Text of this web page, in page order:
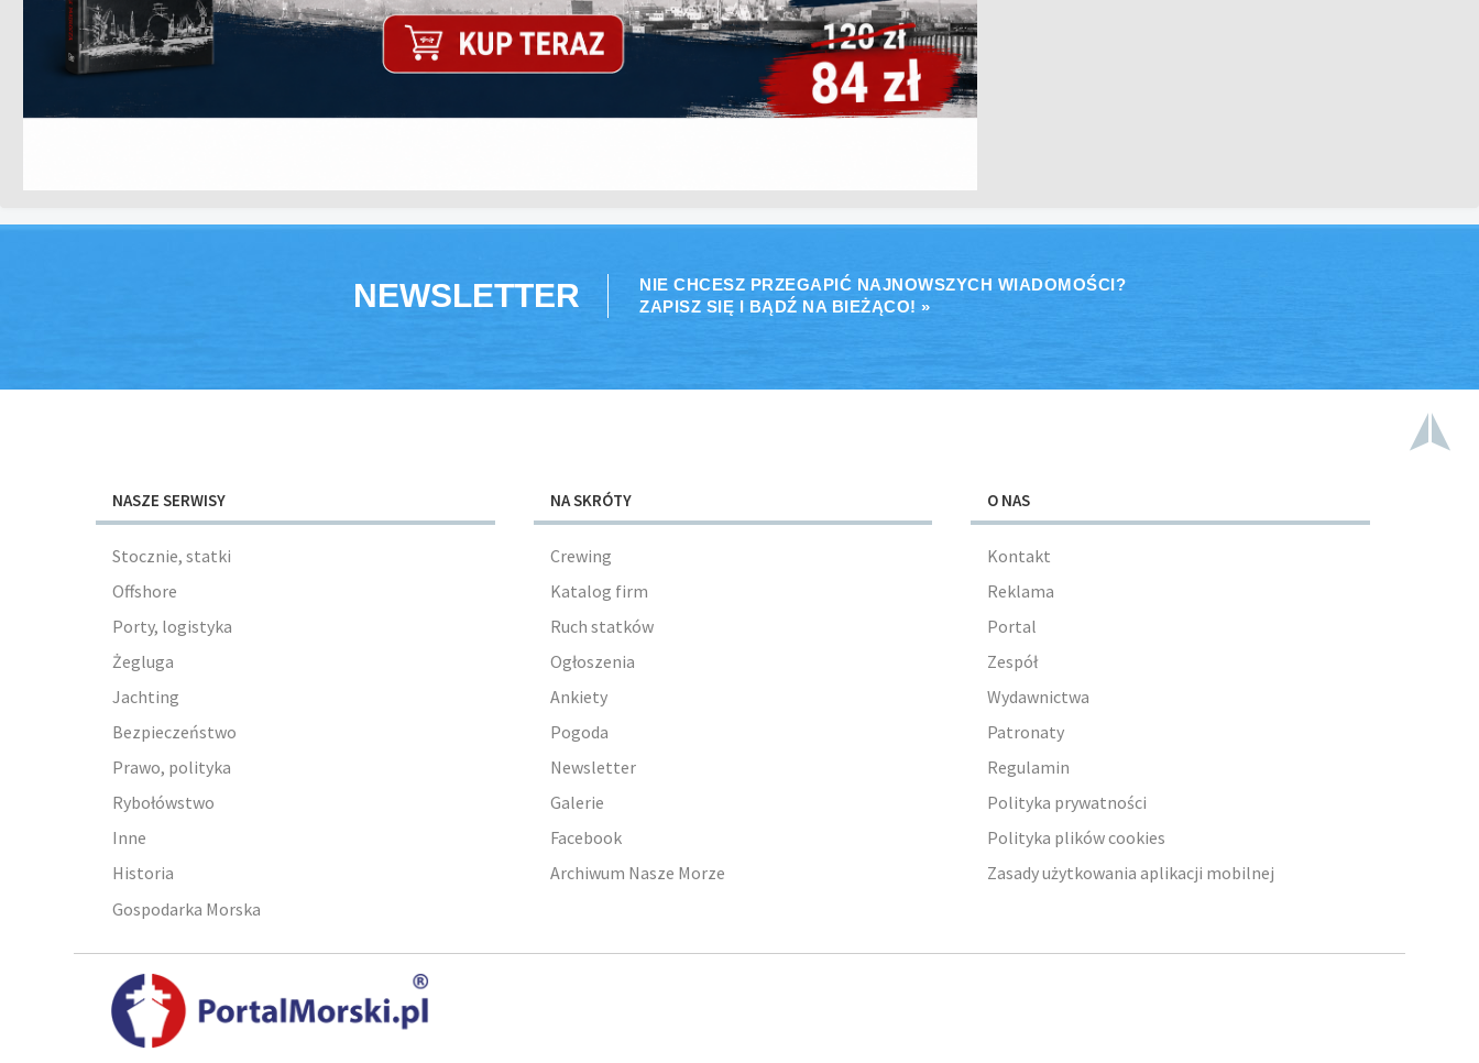
NEWSLETTER
NIE CHCESZ PRZEGAPIĆ NAJNOWSZYCH WIADOMOŚCI?
ZAPISZ SIĘ I BĄDŹ NA BIEŻĄCO! »
NASZE SERWISY
Stocznie, statki
Offshore
Porty, logistyka
Żegluga
Jachting
Bezpieczeństwo
Prawo, polityka
Rybołówstwo
Inne
Historia
Gospodarka Morska
NA SKRÓTY
Crewing
Katalog firm
Ruch statków
Ogłoszenia
Ankiety
Pogoda
Newsletter
Galerie
Facebook
Archiwum Nasze Morze
O NAS
Kontakt
Reklama
Portal
Zespół
Wydawnictwa
Patronaty
Regulamin
Polityka prywatności
Polityka plików cookies
Zasady użytkowania aplikacji mobilnej